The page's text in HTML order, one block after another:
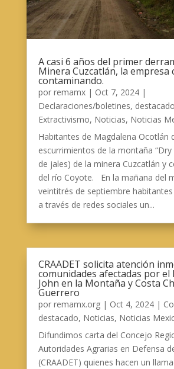
A casi 6 años del primer
Minera Cuzcatlán, la empresa
contaminando.
por remamx| Oct 7, 2024|
Declaraciones/boletines, destacado
Extractivismo, Noticias, Noticias
Habitantes de Magdalena Ocotlán
escurrimientos de la montaña “Dry
de jales) de la minera Cuzcatlán y
del río Coyote. En la mañana del
veintitrés de septiembre
a través de redes sociales un...
CRAADET solicita atención
comunidades afectadas por el
John en la Montaña y Costa
Guerrero
por remamx.org| Oct 4, 2024|
destacado, Noticias, Noticias
Difundimos carta del Concejo
Autoridades Agrarias en Defensa
(CRAADET) quienes hacen un